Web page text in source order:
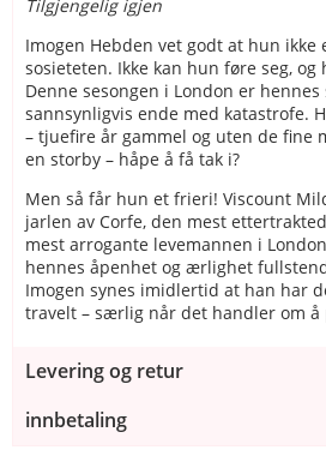
Tilgjengelig igjen
Imogen Hebden vet godt at hun
sosieteten. Ikke kan hun føre seg,
Denne sesongen i London er
sannsynligvis ende med katastrofe.
– tjuefire år gammel og uten de fine
en storby – håpe å få tak i?
Men så får hun et frieri! Viscount
jarlen av Corfe, den mest
mest arrogante levemannen i
hennes åpenhet og ærlighet
Imogen synes imidlertid at han har
travelt – særlig når det handler om
Levering og retur
innbetaling